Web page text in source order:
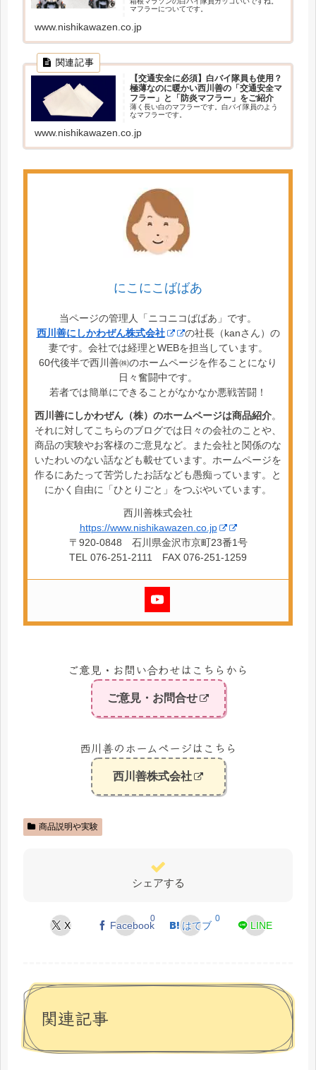
マフラーについてです。
www.nishikawazen.co.jp
【交通安全に必須】白バイ隊員も使用？
極薄なのに暖かい西川善の「交通安全マ
フラー」と「防炎マフラー」をご紹介
薄く長い白のマフラーです。白バイ隊員のよう
なマフラーです。
www.nishikawazen.co.jp
にこにこばばあ
当ページの管理人「ニコニコばばあ」です。
西川善にしかわぜん株式会社
の社長（kanさん）の
妻です。会社では経理とWEBを担当しています。
60代後半で西川善㈱のホームページを作ることになり
日々奮闘中です。
若者では簡単にできることがなかなか悪戦苦闘！
西川善にしかわぜん（株）のホームページは商品紹介。
それに対してこちらのブログでは日々の会社のことや、
商品の実験やお客様のご意見など。また会社と関係のな
いたわいのない話なども載せています。ホームページを
作るにあたって苦労したお話なども愚痴っています。と
にかく自由に「ひとりごと」をつぶやいています。
西川善株式会社
https://www.nishikawazen.co.jp
〒920-0848 石川県金沢市京町23番1号
TEL 076-251-2111 FAX 076-251-1259
ご意見・お問い合わせはこちらから
ご意見・お問合せ
西川善のホームページはこちら
西川善株式会社
商品説明や実験
シェアする
X Facebook
0
はてブ
0
LINE
関連記事